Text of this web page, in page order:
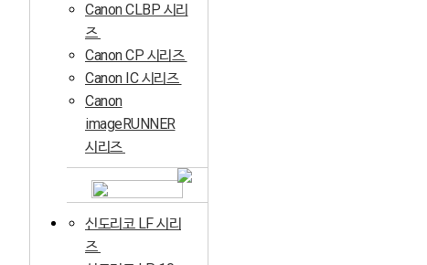
Canon CLBP 시리
즈
Canon CP 시리즈
Canon IC 시리즈
Canon
imageRUNNER
시리즈
신도리코 LF 시리
즈